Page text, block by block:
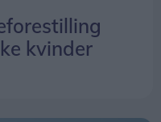
kvinder